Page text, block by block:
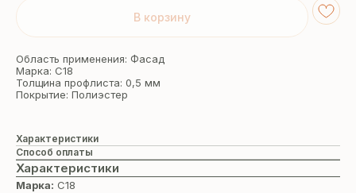
В корзину
Область применения: Фасад
Марка: С18
Толщина профлиста: 0,5 мм
Покрытие: Полиэстер
Характеристики
Способ оплаты
Характеристики
Марка: С18